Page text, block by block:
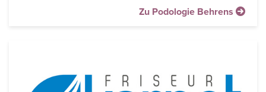
Zu Podologie Behrens